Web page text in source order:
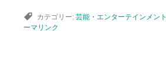
カテゴリー: 芸能・エンターテインメント
ーマリンク